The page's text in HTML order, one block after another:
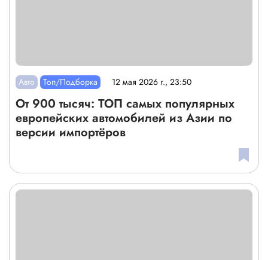
Авто Топ/Подборка 12 мая 2026 г., 23:50
От 900 тысяч: ТОП самых популярных
европейских автомобилей из Азии по
версии импортёров